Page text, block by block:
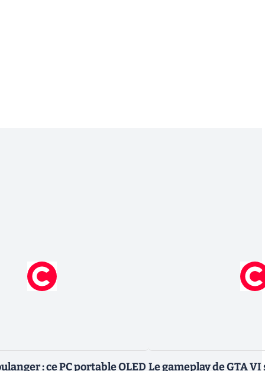
: ce PC portable OLED Le gameplay de GTA